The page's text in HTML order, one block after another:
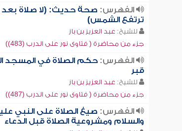
الفهرس: صحة حديث: (لا صلاة بعد
ترتفع الشمس)
للشيخ: عبد العزيز بن باز
جزء من محاضرة ( فتاوى نور على الدرب (483))
الفهرس:حكم الصلاة في المسجد
قبر
للشيخ: عبد العزيز بن باز
جزء من محاضرة ( فتاوى نور على الدرب (487))
الفهرس: صيغ الصلاة على النبي
والسلام ومشروعية الصلاة قبل الدعاء